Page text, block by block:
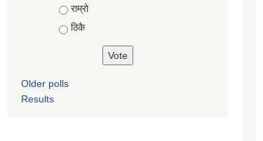
Choices
राम्रो
ठिकै
Older polls
Results